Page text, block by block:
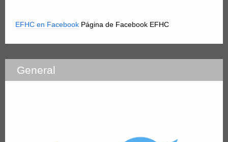
EFHC en Facebook Página de Facebook EFHC
General